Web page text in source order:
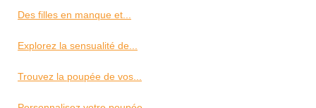
Des filles en manque et...
Explorez la sensualité de...
Trouvez la poupée de vos...